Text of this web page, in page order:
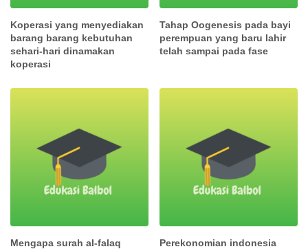
Koperasi yang menyediakan
barang barang kebutuhan
sehari-hari dinamakan
koperasi
Tahap Oogenesis pada bayi
perempuan yang baru lahir
telah sampai pada fase
Mengapa surah al-falaq
Perekonomian indonesia